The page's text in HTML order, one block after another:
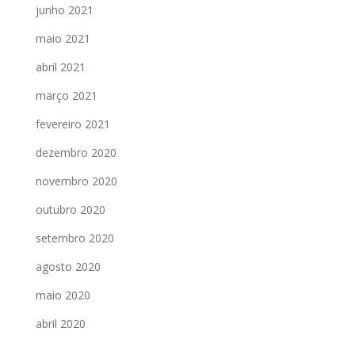
junho 2021
maio 2021
abril 2021
março 2021
fevereiro 2021
dezembro 2020
novembro 2020
outubro 2020
setembro 2020
agosto 2020
maio 2020
abril 2020